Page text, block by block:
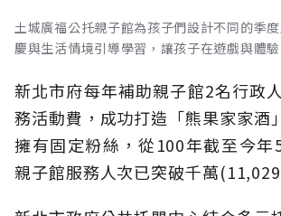
土城廣福公托親子館為孩子們設計不同的季
慶與生活情境引導學習，讓孩子在遊戲與體
新北市府每年補助親子館2名行政
務活動費，成功打造「熊果家家酒
擁有固定粉絲，從100年截至今年
親子館服務人次已突破千萬